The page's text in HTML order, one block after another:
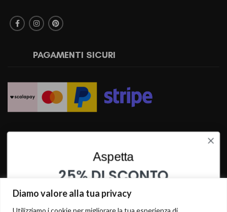
Diamo valore alla tua privacy
Utilizziamo i cookie per migliorare la tua esperienza di
PAGAMENTI SICURI
Aspetta
25% DI SCONTO
SU QUESTO PRODOTTO
INSERISCI I TUOI DATI PER OTTENERE LO SCONTO